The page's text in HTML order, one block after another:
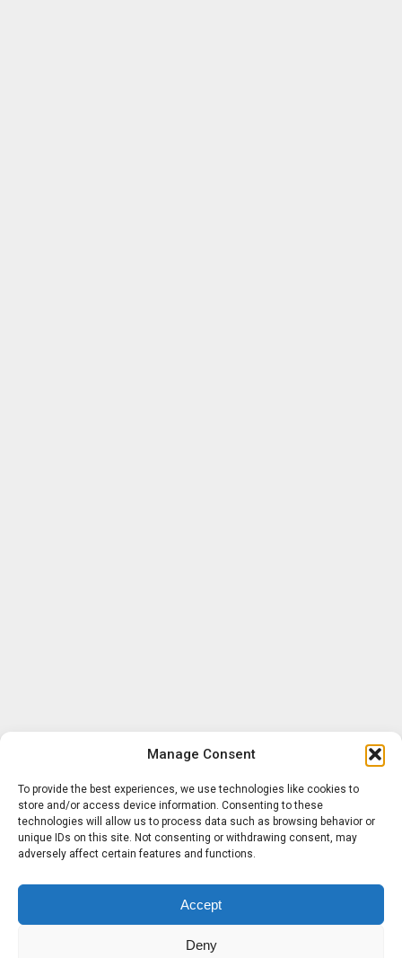
Manage Consent
To provide the best experiences, we use technologies like cookies to
store and/or access device information. Consenting to these
technologies will allow us to process data such as browsing behavior or
unique IDs on this site. Not consenting or withdrawing consent, may
adversely affect certain features and functions.
Accept
Deny